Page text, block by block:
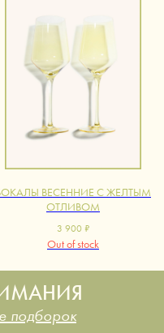
ВЕСЕННИЕ С ЖЕЛТЫМ
ОТЛИВОМ
3 900 ₽
Out of stock
подборок